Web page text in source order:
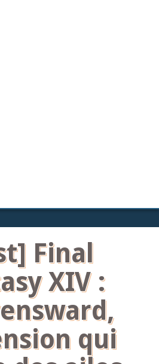
Final
XIV :
qui